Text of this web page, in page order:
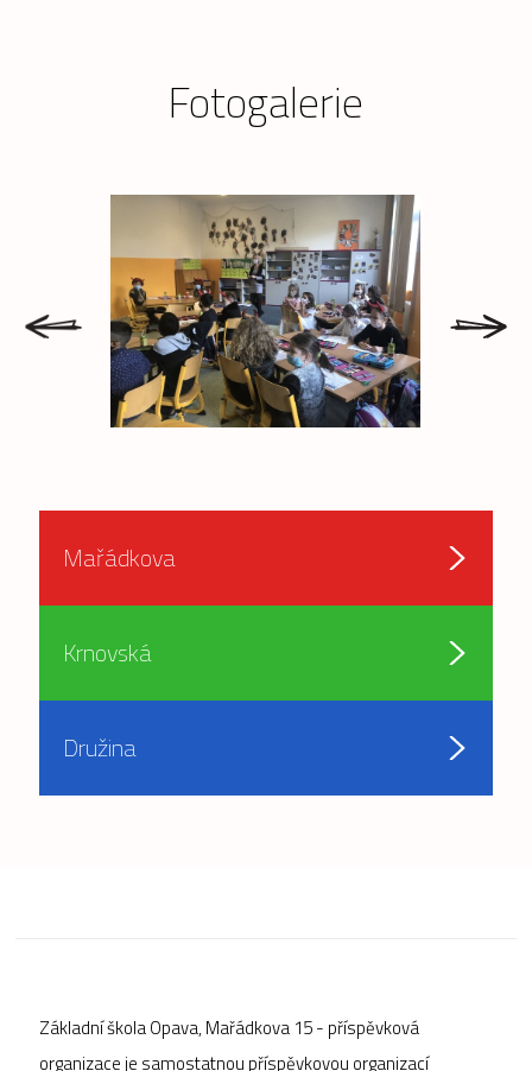
Fotogalerie
Mařádkova
Krnovská
Družina
Základní škola Opava, Mařádkova 15 - příspěvková
organizace je samostatnou příspěvkovou organizací